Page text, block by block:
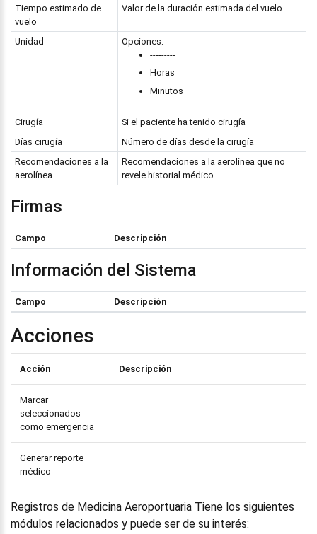
Tiempo estimado de
vuelo
Valor de la duración estimada del vuelo
Unidad
Opciones:
---------
Horas
Minutos
Cirugía
Si el paciente ha tenido cirugía
Días cirugía
Número de días desde la cirugía
Recomendaciones a la
aerolínea
Recomendaciones a la aerolínea que no
revele historial médico
Firmas
Campo Descripción
Información del Sistema
Campo Descripción
Acciones
Acción Descripción
Marcar
seleccionados
como emergencia
Generar reporte
médico
Registros de Medicina Aeroportuaria Tiene los siguientes
módulos relacionados y puede ser de su interés: